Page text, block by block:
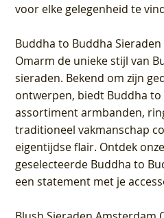
voor elke gelegenheid te
Buddha to Buddha
Omarm de unieke stijl van
sieraden. Bekend om zijn
ontwerpen, biedt Buddha to
assortiment armbanden,
traditioneel vakmanschap
eigentijdse flair. Ontdek
geselecteerde Buddha to
een statement met je